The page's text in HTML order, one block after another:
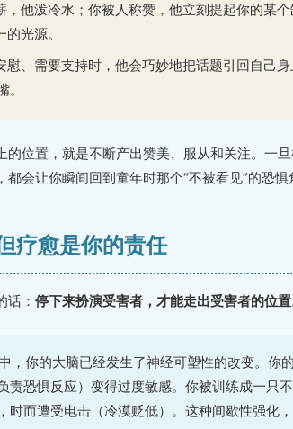
他泼冷水；你被人称赞，他立刻提起你的某
光源。
、需要支持时，他会巧妙地把话题引回自己身
位置，就是不断产出赞美、服从和关注。一
会让你瞬间回到童年时那个“不被看见”的恐惧
疗愈是你的责任
话： 停下来扮演受害者，才能走出受害者的位置
，你的大脑已经发生了神经可塑性的改变。你
责恐惧反应）变得过度敏感。你被训练成一只
而遭受电击（冷漠贬低）。这种间歇性强化